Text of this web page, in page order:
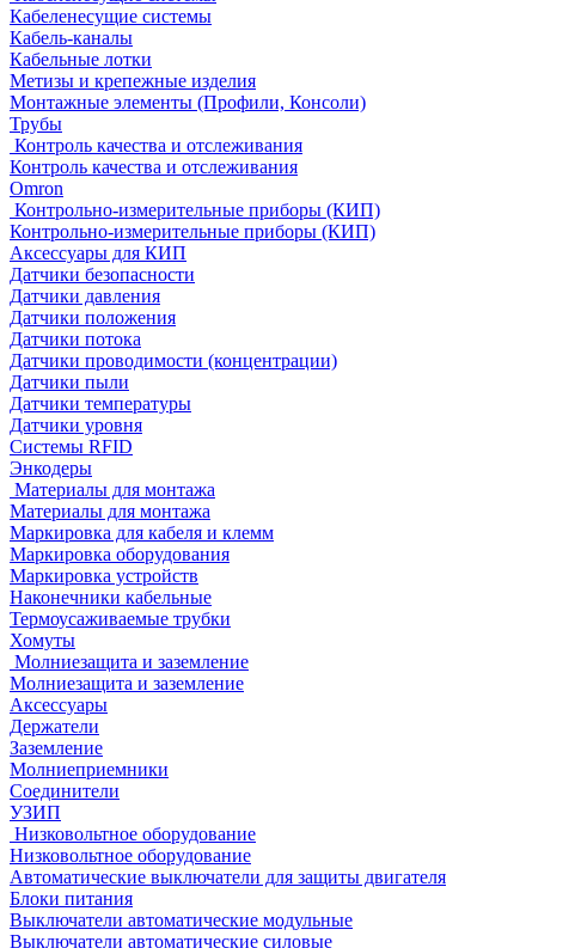
Кабеленесущие системы
Кабель-каналы
Кабельные лотки
Метизы и крепежные изделия
Монтажные элементы (Профили, Консоли)
Трубы
Контроль качества и отслеживания
Контроль качества и отслеживания
Omron
Контрольно-измерительные приборы (КИП)
Контрольно-измерительные приборы (КИП)
Аксессуары для КИП
Датчики безопасности
Датчики давления
Датчики положения
Датчики потока
Датчики проводимости (концентрации)
Датчики пыли
Датчики температуры
Датчики уровня
Системы RFID
Энкодеры
Материалы для монтажа
Материалы для монтажа
Маркировка для кабеля и клемм
Маркировка оборудования
Маркировка устройств
Наконечники кабельные
Термоусаживаемые трубки
Хомуты
Молниезащита и заземление
Молниезащита и заземление
Аксессуары
Держатели
Заземление
Молниеприемники
Соединители
УЗИП
Низковольтное оборудование
Низковольтное оборудование
Автоматические выключатели для защиты двигателя
Блоки питания
Выключатели автоматические модульные
Выключатели автоматические силовые